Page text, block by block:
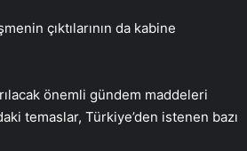
çıktılarının da kabine
önemli gündem maddeleri
temaslar, Türkiye’den istenen bazı